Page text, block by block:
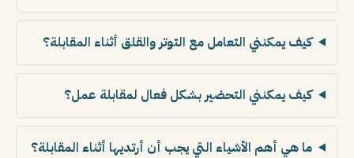
كيف يمكنني التعامل مع التوتر والقلق أثناء المقابلة؟
كيف يمكنني التحضير بشكل فعال لمقابلة عمل؟
ما هي أهم الأشياء التي يجب أن أرتديها أثناء المقابلة؟